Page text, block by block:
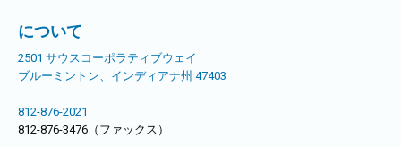
ョ
ン
について
2501 サウスコーポラティブウェイ
ブルーミントン、インディアナ州 47403
812-876-2021
812-876-3476（ファックス）